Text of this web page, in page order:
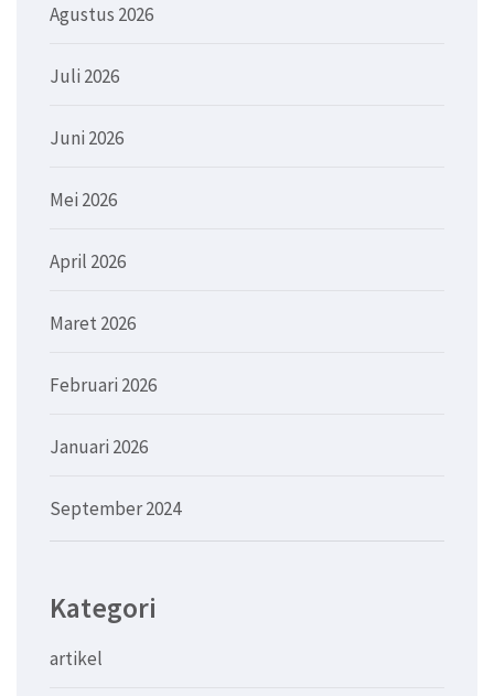
Agustus 2026
Juli 2026
Juni 2026
Mei 2026
April 2026
Maret 2026
Februari 2026
Januari 2026
September 2024
Kategori
artikel